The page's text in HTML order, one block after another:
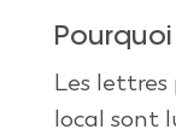
Les lettres
local sont